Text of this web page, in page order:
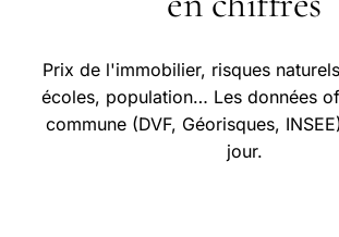
Prix de l'immobilier, risques
écoles, population… Les données
commune (DVF, Géorisques,
jour.